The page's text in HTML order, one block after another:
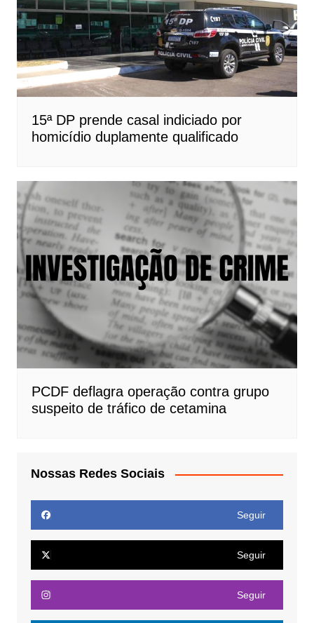
15ª DP prende casal indiciado por
homicídio duplamente qualificado
PCDF deflagra operação contra grupo
suspeito de tráfico de cetamina
Nossas Redes Sociais
Seguir
Seguir
Seguir